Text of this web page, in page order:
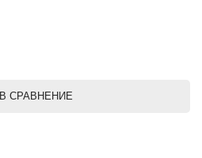
В СРАВНЕНИЕ